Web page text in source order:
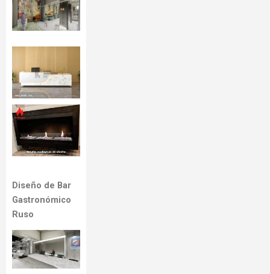
Diseño de Bar
Gastronómico
Ruso